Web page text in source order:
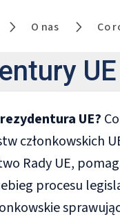
O nas Co
UE
UE?
członkowskich
Rady UE,
procesu